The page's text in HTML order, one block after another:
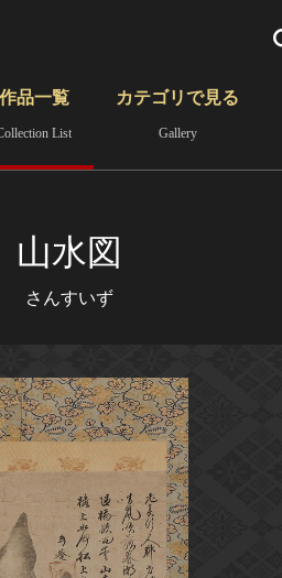
さらに詳細検索
作品一覧
List
カテゴリで見る
Gallery
山水図
さんすいず